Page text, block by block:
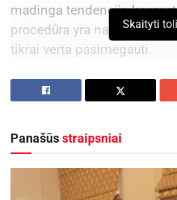
madinga tendencija
procedūra yra naudinga
tikrai verta pasimėgauti.
Kodėl reikalingas galvos
retai, o labiau ja
nemalonią pleiskanų
būti neturėtų – galvos oda
Joje vyksta natūralūs
Skaityti
Panašūsstraipsniai